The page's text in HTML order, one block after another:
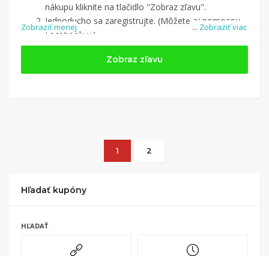
... Zobraziť viac
nákupu kliknite na tlačidlo "Zobraz zľavu".
Jednoducho sa zaregistrujte. (Môžete aj pomocou
Facebook-u.)
Jednoducho sinájdite obchod, pomocou služby
(v ponuke je cca 1 500 obchodov).
Kliknite na tlačidlo „Nakupovať“.(Následne
Zobraziť menej
Zobraz zľavu
1 2
Hľadať kupóny
HĽADAŤ